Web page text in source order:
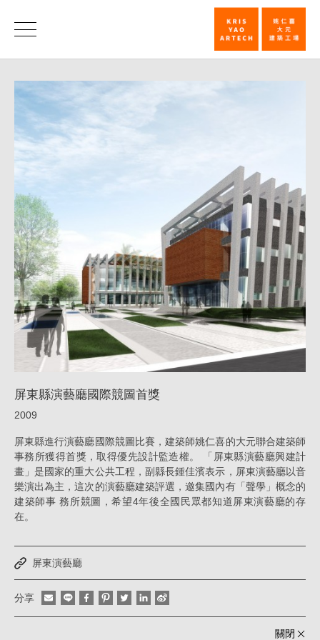
屏
東
廳
國
際
競
圖
首
獎
_
消
息
喜
｜
大
元
工
消
息
屏東縣演藝廳國際競圖首獎
2009
屏東縣進行演藝廳國際競圖比賽，建築師姚仁喜的大元聯合建築師
事務所獲得首獎，取得優先設計監造權。 「屏東縣演藝廳興建計
畫」是國家的重大公共工程，副縣長鍾佳濱表示，屏東演藝廳以音
樂演出為主，這次的演藝廳建築評選，邀集國內有「聲學」概念的
建築師事 務所競圖，希望4年後全國民眾都知道屏東演藝廳的存
在。
屏東演藝廳
分享
關閉